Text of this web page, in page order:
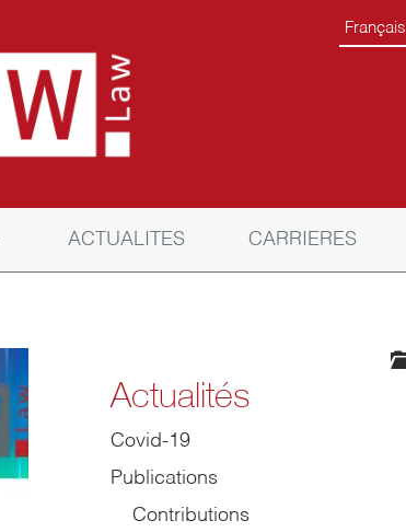
Français
ACTUALITES CARRIERES
Actualités
Covid-19
Publications
Contributions